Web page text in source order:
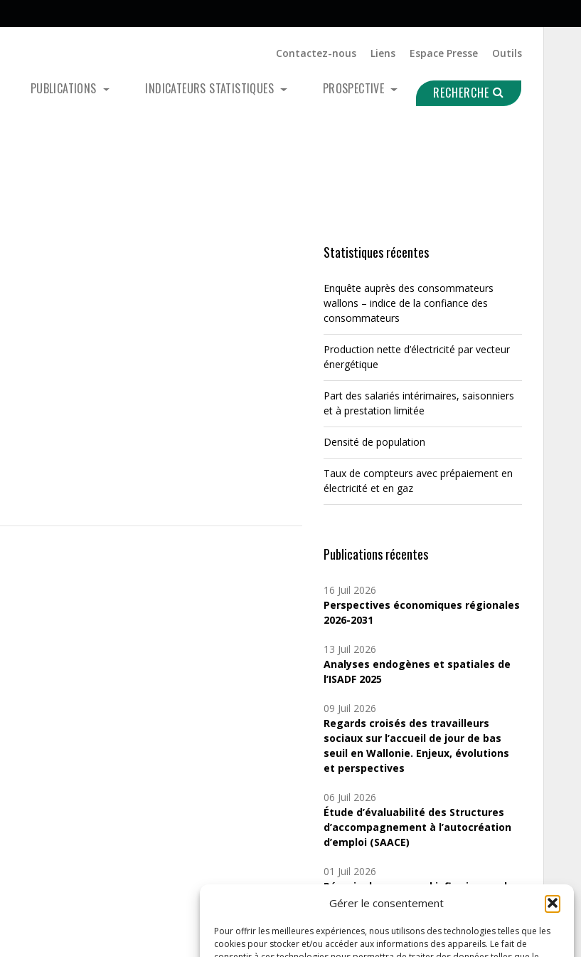
Gérer le consentement
Pour offrir les meilleures expériences, nous utilisons des technologies telles que les
cookies pour stocker et/ou accéder aux informations des appareils. Le fait de
Contactez-nous Liens Espace Presse Outils
PUBLICATIONS INDICATEURS STATISTIQUES PROSPECTIVE RECHERCHE
Statistiques récentes
Enquête auprès des consommateurs
wallons – indice de la confiance des
consommateurs
Production nette d’électricité par vecteur
énergétique
Part des salariés intérimaires, saisonniers
et à prestation limitée
Densité de population
Taux de compteurs avec prépaiement en
électricité et en gaz
Publications récentes
16 Juil 2026
Perspectives économiques régionales
2026-2031
13 Juil 2026
Analyses endogènes et spatiales de
l’ISADF 2025
09 Juil 2026
Regards croisés des travailleurs
sociaux sur l’accueil de jour de bas
seuil en Wallonie. Enjeux, évolutions
et perspectives
06 Juil 2026
Étude d’évaluabilité des Structures
d’accompagnement à l’autocréation
d’emploi (SAACE)
01 Juil 2026
Pénurie du personnel infirmier :quels
indicateurs d’offre de soins pour